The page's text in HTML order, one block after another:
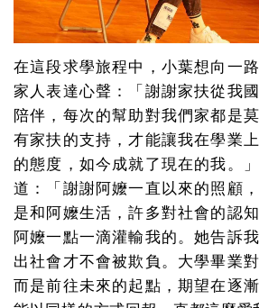
在這段求學旅程中，小葉想向一
家人表達心聲：「謝謝家扶從我
陪伴，每次的幫助對我們家都是
有家扶的支持，才能讓我在學業
的態度，如今成就了現在的我。
道：「謝謝阿嬤一直以來的照顧
是和阿嬤生活，許多對社會的認
阿嬤一點一滴灌輸我的。她告訴
出社會才不會被欺負。大學畢業
而是前往未來的起點，期望在逐